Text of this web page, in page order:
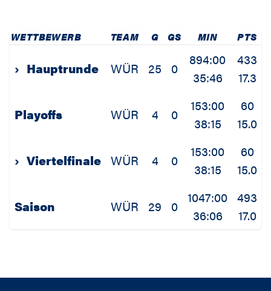
WETTBEWERB TEAM G GS MIN PTS
› Hauptrunde WÜR 25 0
894:00
35:46
433
17.3
Playoffs WÜR 4 0
153:00
38:15
60
15.0
› Viertelfinale WÜR 4 0
153:00
38:15
60
15.0
Saison WÜR 29 0
1047:00
36:06
493
17.0